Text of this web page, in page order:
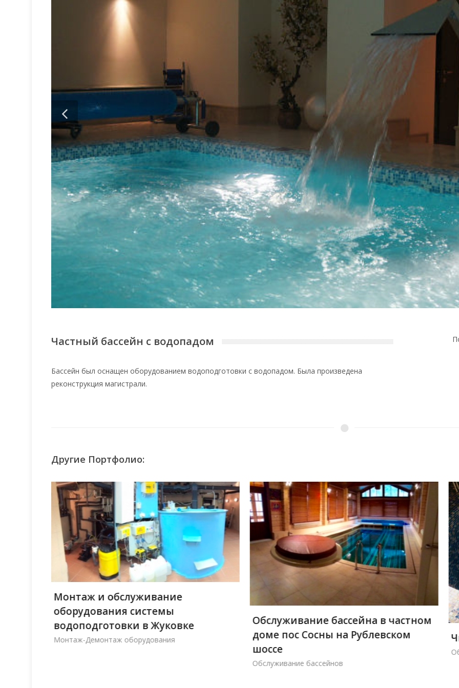
Частный бассейн с водопадом
Бассейн был оснащен оборудованием водоподготовки с водопадом. Была произведена
реконструкция магистрали.
Другие Портфолио:
Монтаж и обслуживание
оборудования системы
водоподготовки в Жуковке
Монтаж-Демонтаж оборудования
Обслуживание бассейна в частном
доме пос Сосны на Рублевском
шоссе
Обслуживание бассейнов